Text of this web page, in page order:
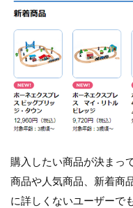
購入したい商品が決まっ
商品や人気商品、新着商
に詳しくないユーザーで